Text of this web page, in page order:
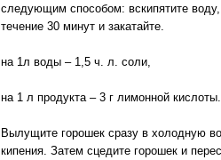
следующим способом: вскипятите
течение 30 минут и закатайте.
на 1л воды – 1,5 ч. л. соли,
на 1 л продукта – 3 г лимонной кислоты.
Вылущите горошек сразу в холодную
кипения. Затем сцедите горошек и